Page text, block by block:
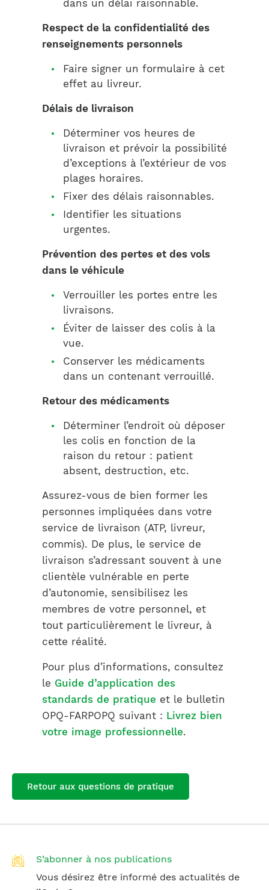
dans un délai raisonnable.
Respect de la confidentialité des
renseignements personnels
Faire signer un formulaire à cet
effet au livreur.
Délais de livraison
Déterminer vos heures de
livraison et prévoir la possibilité
d’exceptions à l’extérieur de vos
plages horaires.
Fixer des délais raisonnables.
Identifier les situations
urgentes.
Prévention des pertes et des vols
dans le véhicule
Verrouiller les portes entre les
livraisons.
Éviter de laisser des colis à la
vue.
Conserver les médicaments
dans un contenant verrouillé.
Retour des médicaments
Déterminer l’endroit où déposer
les colis en fonction de la
raison du retour : patient
absent, destruction, etc.
Assurez-vous de bien former les
personnes impliquées dans votre
service de livraison (ATP, livreur,
commis). De plus, le service de
livraison s’adressant souvent à une
clientèle vulnérable en perte
d’autonomie, sensibilisez les
membres de votre personnel, et
tout particulièrement le livreur, à
cette réalité.
Pour plus d’informations, consultez
le Guide d’application des
standards de pratique et le bulletin
OPQ-FARPOPQ suivant : Livrez bien
votre image professionnelle.
Retour aux questions de pratique
S’abonner à nos publications
Vous désirez être informé des actualités de